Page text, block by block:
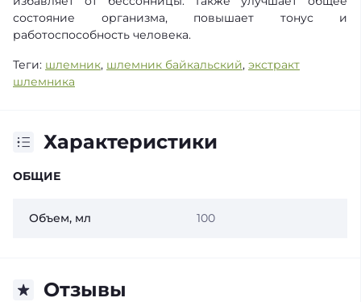
состояние организма, повышает тонус и
работоспособность человека.
Теги: шлемник, шлемник байкальский, экстракт
шлемника
Характеристики
ОБЩИЕ
Объем, мл 100
Отзывы